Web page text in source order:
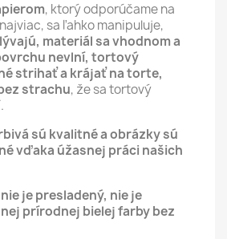
, ktorý odporúčame na
sa ľahko manipuluje,
materiál sa vhodnom a
nevlní, tortový
strihať a krájať na torte,
strachu, že sa tortový
sú kvalitné a obrázky sú
vďaka úžasnej práci našich
nie je presladený, nie je
prírodnej bielej farby bez